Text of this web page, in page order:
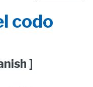
codo
]